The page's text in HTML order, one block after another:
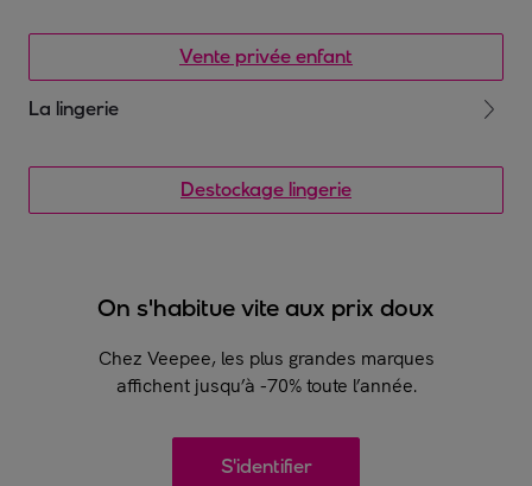
eux aussi les plus grandes marques, découvrez les nouveautés
du jour pour maintenir à jour la garde robe des petits.
Vente privée enfant
La lingerie
sous-vêtements de qualité au quotidien, découvrez nos ventes
évènementielles de lingerie de grandes marques à des prix
imbattables. Que vous soyez plutôt string, culotte, shorty ou
Destockage lingerie
On s'habitue vite aux prix doux
Chez Veepee, les plus grandes marques
affichent jusqu’à -70% toute l’année.
S'identifier